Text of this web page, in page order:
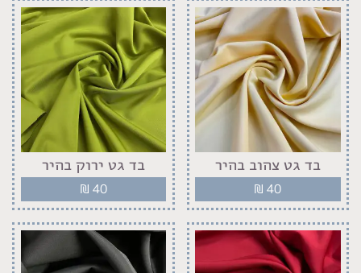
בד גט צהוב בהיר
₪ 40
בד גט ירוק בהיר
₪ 40